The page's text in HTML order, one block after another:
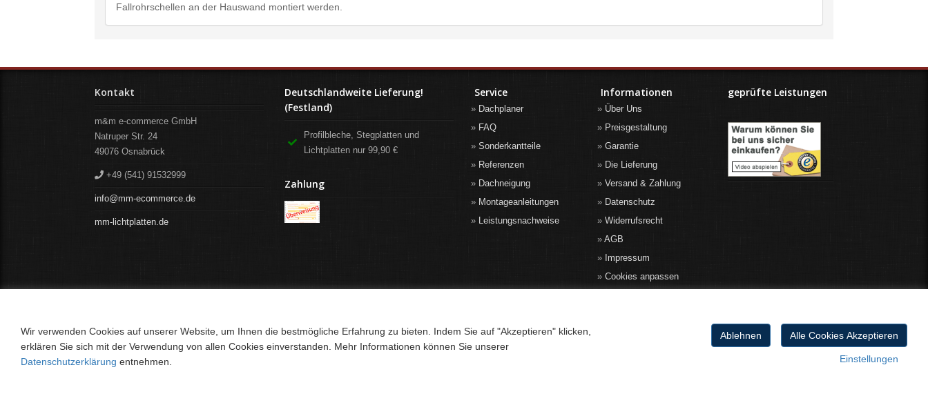
Fallrohrschellen an der Hauswand montiert werden.
Kontakt
m&m e-commerce GmbH
Natruper Str. 24
49076 Osnabrück
+49 (541) 91532999
info@mm-ecommerce.de
mm-lichtplatten.de
Deutschlandweite Lieferung!
(Festland)
Profilbleche, Stegplatten und
Lichtplatten nur 99,90 €
Zahlung
Service
Dachplaner
FAQ
Sonderkantteile
Referenzen
Dachneigung
Montageanleitungen
Leistungsnachweise
Informationen
Über Uns
Preisgestaltung
Garantie
Die Lieferung
Versand & Zahlung
Datenschutz
Widerrufsrecht
AGB
Impressum
Cookies anpassen
geprüfte Leistungen
Wir verwenden Cookies auf unserer Website, um Ihnen die bestmögliche Erfahrung zu bieten. Indem Sie auf "Akzeptieren" klicken,
erklären Sie sich mit der Verwendung von allen Cookies einverstanden. Mehr Informationen können Sie unserer
Datenschutzerklärung entnehmen.
Alle Cookies Akzeptieren
Ablehnen
Einstellungen